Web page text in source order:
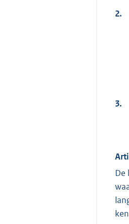
2.
3.
De